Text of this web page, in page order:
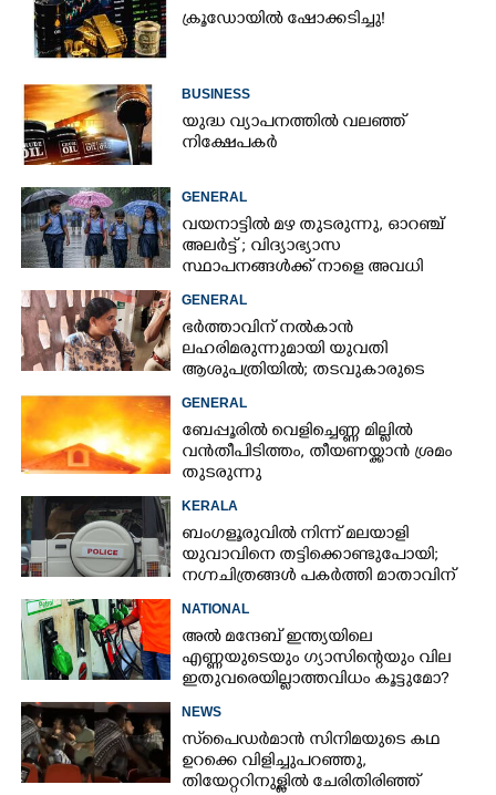
ക്രൂഡോയിൽ ഷോക്കടിച്ചു!
BUSINESS
യുദ്ധ വ്യാപനത്തിൽ വലഞ്ഞ്
നിക്ഷേപകർ
GENERAL
വയനാട്ടിൽ മഴ തുടരുന്നു,​ ഓറഞ്ച്
അലർട്ട് ; വിദ്യാഭ്യാസ
സ്ഥാപനങ്ങൾക്ക് നാളെ അവധി
GENERAL
ഭർത്താവിന് നൽകാൻ
ലഹരിമരുന്നുമായി യുവതി
ആശുപത്രിയിൽ; തടവുകാരുടെ
GENERAL
ബേപ്പൂരിൽ വെളിച്ചെണ്ണ മില്ലിൽ
വൻതീപിടിത്തം,​ തീയണയ്ക്കാൻ ശ്രമം
തുടരുന്നു
KERALA
ബംഗളൂരുവിൽ നിന്ന് മലയാളി
യുവാവിനെ തട്ടിക്കൊണ്ടുപോയി;
നഗ്നചിത്രങ്ങൾ പകർത്തി മാതാവിന്
NATIONAL
അൽ മന്ദേബ് ഇന്ത്യയിലെ
എണ്ണയുടെയും ഗ്യാസിന്റെയും വില
ഇതുവരെയില്ലാത്തവിധം കൂട്ടുമോ?
NEWS
സ്‌പൈ‌ഡർമാൻ സിനിമയുടെ കഥ
ഉറക്കെ വിളിച്ചുപറഞ്ഞു,​
തിയേറ്ററിനുള്ളിൽ ചേരിതിരിഞ്ഞ്